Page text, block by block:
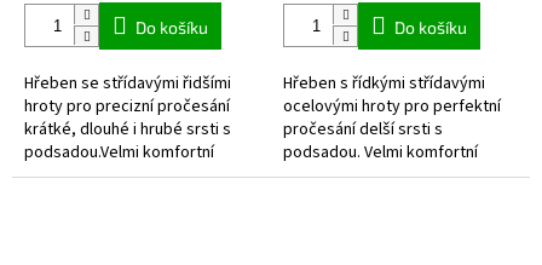
Do košíku
Hřeben se střídavými řidšími
hroty pro precizní pročesání
krátké, dlouhé i hrubé srsti s
podsadou.Velmi komfortní
měkčená a neklouzavá rukojeť.
Do košíku
Hřeben s řídkými střídavými
ocelovými hroty pro perfektní
pročesání delší srsti s
podsadou. Velmi komfortní
měkčená a neklouzavá rukojeť.